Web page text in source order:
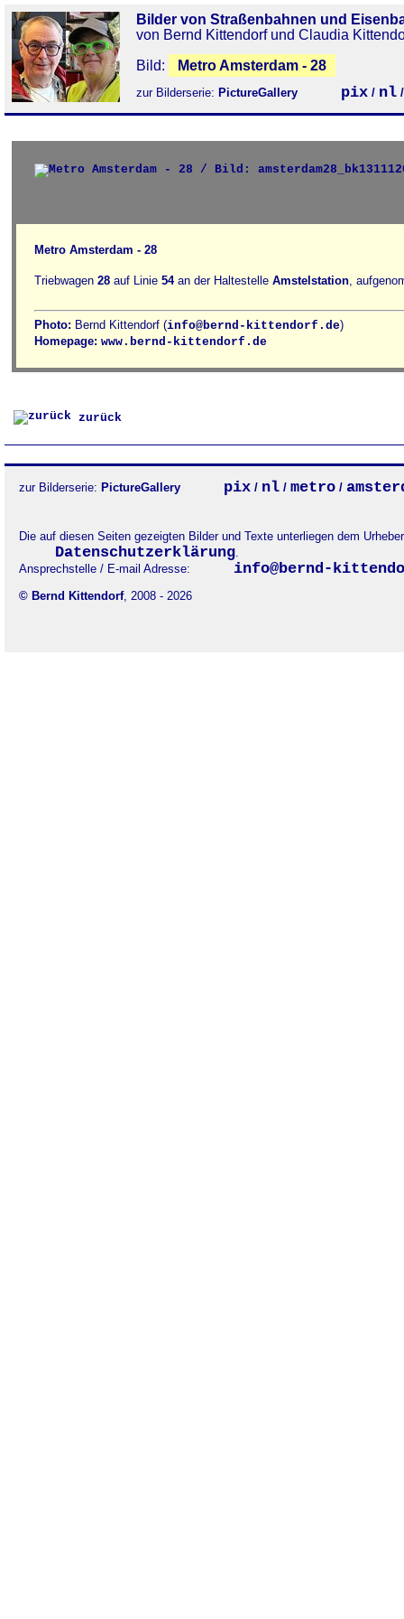
Bilder von Straßenbahnen und
von Bernd Kittendorf und Claudia
Bild:
Metro Amsterdam - 28
zur Bilderserie: PictureGallery pix / nl
Metro Amsterdam - 28
Triebwagen 28 auf Linie 54an der Haltestelle Amstelstation,
Photo: Bernd Kittendorf (info@bernd-kittendorf.de)
Homepage: www.bernd-kittendorf.de
zurück
zur Bilderserie: PictureGallery pix / nl / metro /
Die auf diesen Seiten gezeigten Bilder und Texte unterliegen dem
Datenschutzerklärung.
Ansprechstelle / E-mail Adresse:
info@bernd-
© Bernd Kittendorf, 2008 - 2026